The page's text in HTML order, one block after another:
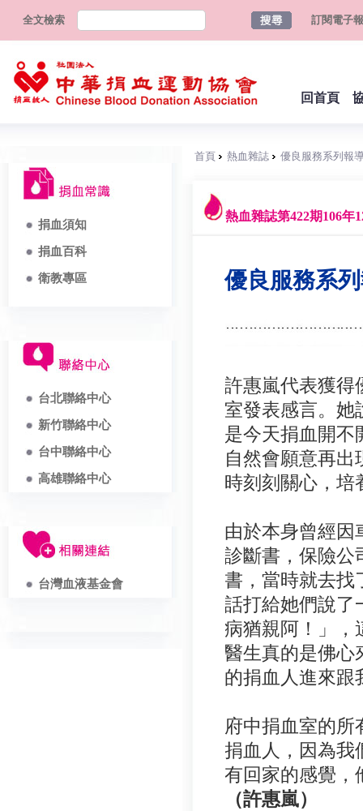
全文檢索 訂閱電子報
回首頁
捐血須知
捐血百科
衛教專區
台北聯絡中心
新竹聯絡中心
台中聯絡中心
高雄聯絡中心
台灣血液基金會
首頁 熱血雜誌 優良服務系列報
熱血雜誌第422期106年
優良服務系
許惠嵐代表獲得
室發表感言。她
是今天捐血開不
自然會願意再
時刻刻關心，培
由於本身曾經因
診斷書，保險公
書，當時就去找
話打給她們說了
病猶親阿！」，
醫生真的是佛心
的捐血人進來跟
府中捐血室的所
捐血人，因為我
有回家的感覺，
（許惠嵐）